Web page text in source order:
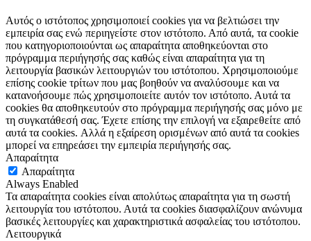
Αυτός ο ιστότοπος χρησιμοποιεί cookies για να βελτιώσει την
εμπειρία σας ενώ περιηγείστε στον ιστότοπο. Από αυτά, τα cookie
που κατηγοριοποιούνται ως απαραίτητα αποθηκεύονται στο
πρόγραμμα περιήγησής σας καθώς είναι απαραίτητα για τη
λειτουργία βασικών λειτουργιών του ιστότοπου. Χρησιμοποιούμε
επίσης cookie τρίτων που μας βοηθούν να αναλύσουμε και να
κατανοήσουμε πώς χρησιμοποιείτε αυτόν τον ιστότοπο. Αυτά τα
cookies θα αποθηκευτούν στο πρόγραμμα περιήγησής σας μόνο με
τη συγκατάθεσή σας. Έχετε επίσης την επιλογή να εξαιρεθείτε από
αυτά τα cookies. Αλλά η εξαίρεση ορισμένων από αυτά τα cookies
μπορεί να επηρεάσει την εμπειρία περιήγησής σας.
Απαραίτητα
Απαραίτητα
Always Enabled
Τα απαραίτητα cookies είναι απολύτως απαραίτητα για τη σωστή
λειτουργία του ιστότοπου. Αυτά τα cookies διασφαλίζουν ανώνυμα
βασικές λειτουργίες και χαρακτηριστικά ασφαλείας του ιστότοπου.
Λειτουργικά